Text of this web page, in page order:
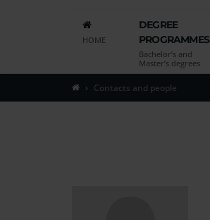
principale
HOME
DEGREE
PROGRAMMES
Bachelor’s and
Master’s degrees
Contacts and people